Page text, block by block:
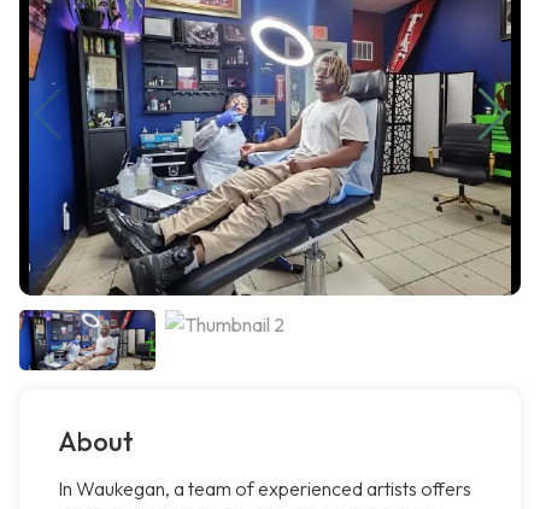
About
In Waukegan, a team of experienced artists offers